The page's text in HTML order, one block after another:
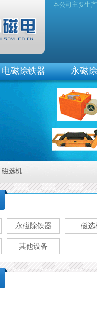
本公司主要生
电磁除铁器 永磁
磁选机
永磁除铁器 磁选
其他设备